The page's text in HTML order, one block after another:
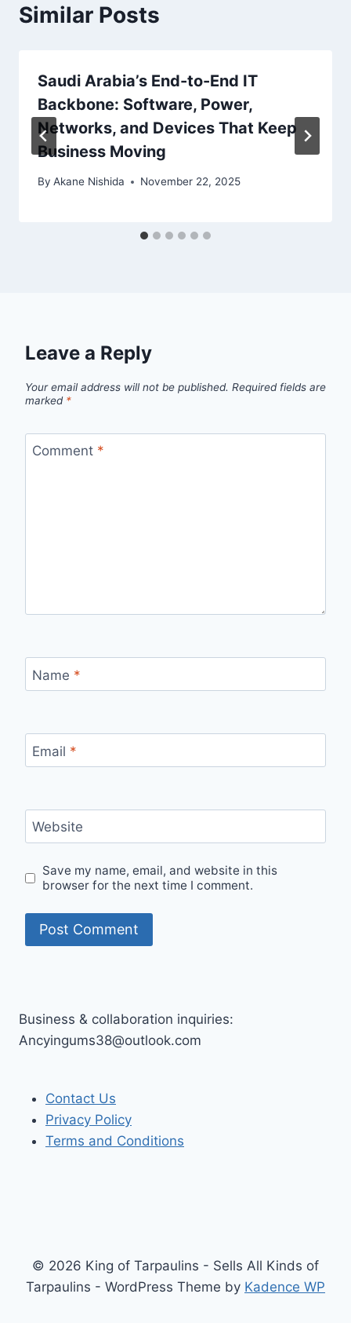
Similar Posts
Saudi Arabia’s End-to-End IT
Backbone: Software, Power,
Networks, and Devices That Keep
Business Moving
By Akane Nishida November 22, 2025
Leave a Reply
Your email address will not be published. Required fields are
marked *
Comment *
Name *
Email *
Website
Save my name, email, and website in this
browser for the next time I comment.
Business & collaboration inquiries:
Ancyingums38@outlook.com
Contact Us
Privacy Policy
Terms and Conditions
© 2026 King of Tarpaulins - Sells All Kinds of
Tarpaulins - WordPress Theme by Kadence WP